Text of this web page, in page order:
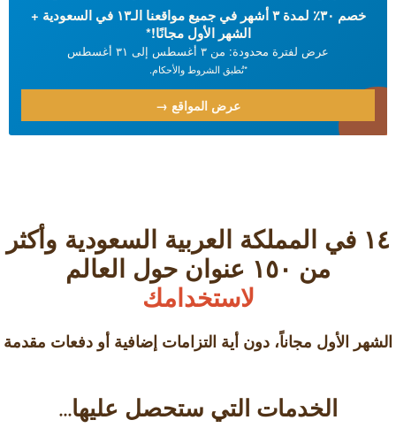
خصم ٣٠٪ لمدة ۳ أشهر في جميع مواقعنا الـ۱۳ في السعودية +
الشهر الأول مجانًا!*
عرض لفترة محدودة: من ۳ أغسطس إلى ۳۱ أغسطس
*تُطبق الشروط والأحكام.
عرض المواقع →
۱٤ في المملكة العربية السعودية وأكثر
من ۱٥۰ عنوان حول العالم
لاستخدامك
الشهر الأول مجاناً، دون أية التزامات إضافية أو دفعات مقدمة
الخدمات التي ستحصل عليها...